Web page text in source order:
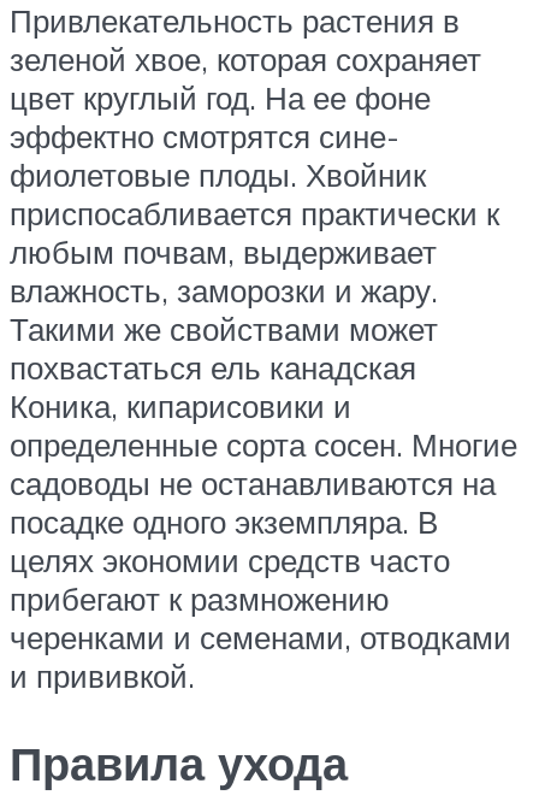
Привлекательность растения в
зеленой хвое, которая сохраняет
цвет круглый год. На ее фоне
эффектно смотрятся сине-
фиолетовые плоды. Хвойник
приспосабливается практически к
любым почвам, выдерживает
влажность, заморозки и жару.
Такими же свойствами может
похвастаться ель канадская
Коника, кипарисовики и
определенные сорта сосен. Многие
садоводы не останавливаются на
посадке одного экземпляра. В
целях экономии средств часто
прибегают к размножению
черенками и семенами, отводками
и прививкой.
Правила ухода